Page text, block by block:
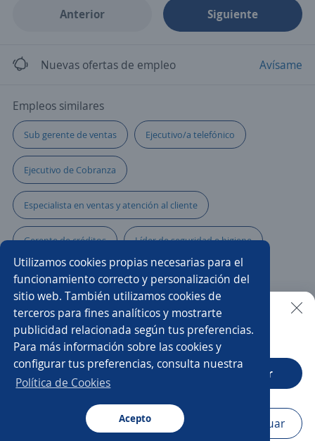
Utilizamos cookies propias necesarias para el
funcionamiento correcto y personalización del
sitio web. También utilizamos cookies de
terceros para fines analíticos y mostrarte
publicidad relacionada según tus preferencias.
Para más información sobre las cookies y
configurar tus preferencias, consulta nuestra
Política de Cookies
Acepto
Anterior Siguiente
Nuevas ofertas de empleo Avísame
Empleos similares
Sub gerente de ventas Ejecutivo/a telefónico
Ejecutivo de Cobranza
Especialista en ventas y atención al cliente
Gerente de créditos Líder de seguridad e higiene
Asistente/a ejecutivo Supervisor/a de operaciones
Responsable de crédito y cobranza Gerente tienda
Encargado/a Gerente de recursos humanos
Ejecutivo reclutamiento
Gerente de marketing
Buscar es más fácil en la app
CT App Abrir
Navegador Continuar